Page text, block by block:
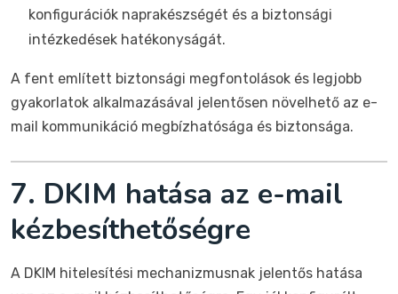
konfigurációk naprakészségét és a biztonsági
intézkedések hatékonyságát.
A fent említett biztonsági megfontolások és legjobb
gyakorlatok alkalmazásával jelentősen növelhető az e-
mail kommunikáció megbízhatósága és biztonsága.
7. DKIM hatása az e-mail
kézbesíthetőségre
A DKIM hitelesítési mechanizmusnak jelentős hatása